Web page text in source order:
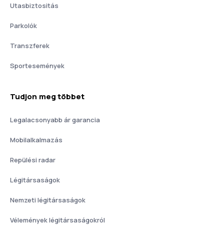
Utasbiztositás
Parkolók
Transzferek
Sportesemények
Tudjon meg többet
Legalacsonyabb ár garancia
Mobilalkalmazás
Repülési radar
Légitársaságok
Nemzeti légitársaságok
Vélemények légitársaságokról